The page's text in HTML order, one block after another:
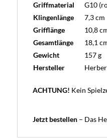
Griffmaterial
G10
Klingenlänge
7,3 cm
Grifflänge
10,8
Gesamtlänge
18,1
Gewicht
157 g
Hersteller
ACHTUNG! Kein
Jetzt bestellen– Das